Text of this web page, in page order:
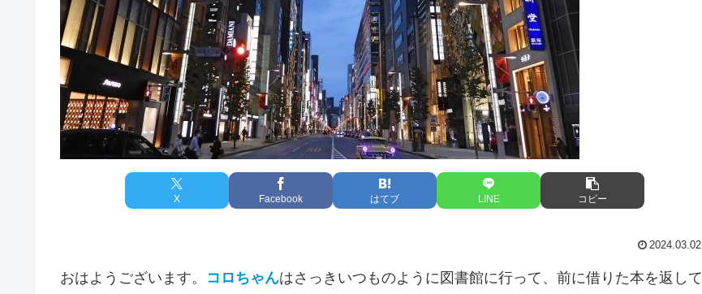
X Facebook はてブ LINE コピー
2024.03.02
おはようございます。 コロちゃんはさっきいつものように図書館に行って、前に借りた本を返して